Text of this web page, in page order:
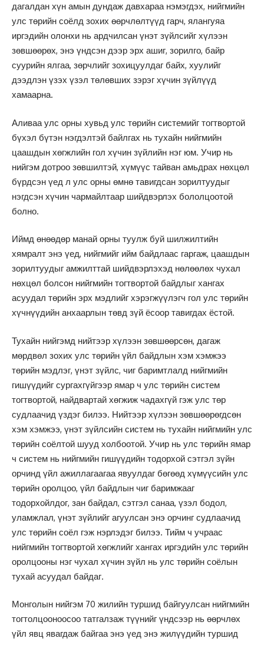
дагалдан хүн амын дундаж давхараа нэмэгдэх, нийгмийн
улс төрийн соёлд зохих өөрчлөлтүүд гарч, ялангуяа
иргэдийн олонхи нь ардчилсан үнэт зүйлсийг хүлээн
зөвшөөрөх, энэ үндсэн дээр эрх ашиг, зорилго, байр
суурийн ялгаа, зөрчлийг зохицуулдаг байх, хуулийг
дээдлэн үзэх үзэл төлөвших зэрэг хүчин зүйлүүд
хамаарна.
Аливаа улс орны хувьд улс төрийн системийг тогтвортой
бүхэл бүтэн нэгдэлтэй байлгах нь тухайн нийгмийн
цаашдын хөгжлийн гол хүчин зүйлийн нэг юм. Учир нь
нийгэм дотроо зөвшилтэй, хүмүүс тайван амьдрах нөхцөл
бүрдсэн үед л улс орны өмнө тавигдсан зорилтуудыг
нэгдсэн хүчин чармайлтаар шийдвэрлэх бололцоотой
болно.
Иймд өнөөдөр манай орны туулж буй шилжилтийн
хямралт энэ үед, нийгмийг ийм байдлаас гаргаж, цаашдын
зорилтуудыг амжилттай шийдвэрлэхэд нөлөөлөх чухал
нөхцөл болсон нийгмийн тогтвортой байдлыг хангах
асуудал төрийн эрх мэдлийг хэрэгжүүлэгч гол улс төрийн
хүчнүүдийн анхаарлын төвд зүй ёсоор тавигдах ёстой.
Тухайн нийгэмд нийтээр хүлээн зөвшөөрсөн, дагаж
мөрдвөл зохих улс төрийн үйл байдлын хэм хэмжээ
төрийн мэдлэг, үнэт зүйлс, чиг баримтлалд нийгмийн
гишүүдийг сургахгүйгээр ямар ч улс төрийн систем
тогтвортой, найдвартай хөгжиж чадахгүй гэж улс төр
судлаачид үздэг билээ. Нийтээр хүлээн зөвшөөрөгдсөн
хэм хэмжээ, үнэт зүйлсийн систем нь тухайн нийгмийн улс
төрийн соёлтой шууд холбоотой. Учир нь улс төрийн ямар
ч систем нь нийгмийн гишүүдийн тодорхой сэтгэл зүйн
орчинд үйл ажиллагаагаа явуулдаг бөгөөд хүмүүсийн улс
төрийн оролцоо, үйл байдлын чиг баримжааг
тодорхойлдог, зан байдал, сэтгэл санаа, үзэл бодол,
уламжлал, үнэт зүйлийг агуулсан энэ орчинг судлаачид
улс төрийн соёл гэж нэрлэдэг билээ. Тийм ч учраас
нийгмийн тогтвортой хөгжлийг хангах иргэдийн улс төрийн
оролцооны нэг чухал хүчин зүйл нь улс төрийн соёлын
тухай асуудал байдаг.
Монголын нийгэм 70 жилийн туршид байгуулсан нийгмийн
тогтолцооноосоо татгалзаж түүнийг үндсээр нь өөрчлөх
үйл явц явагдаж байгаа энэ үед энэ жилүүдийн туршид